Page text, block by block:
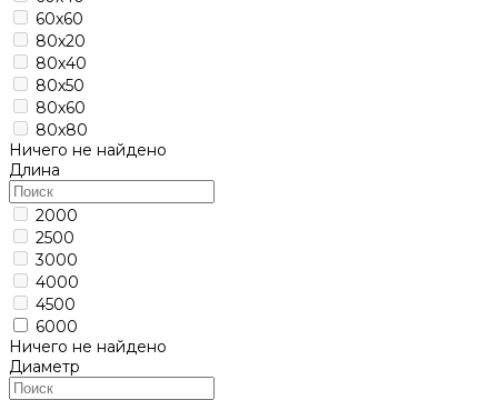
60х60
80х20
80х40
80х50
80х60
80х80
Ничего не найдено
Длина
2000
2500
3000
4000
4500
6000
Ничего не найдено
Диаметр